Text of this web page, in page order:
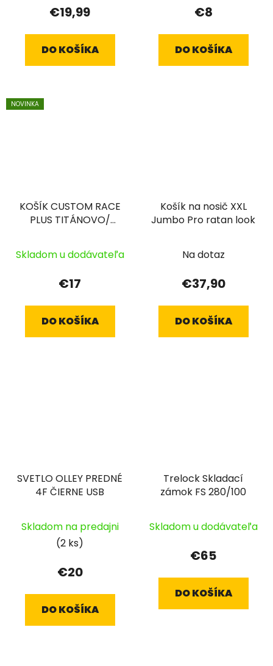
€19,99
DO KOŠÍKA
€8
DO KOŠÍKA
NOVINKA
KOŠÍK CUSTOM RACE
PLUS TITÁNOVO/
Skladom u dodávateľa
€17
DO KOŠÍKA
Košík na nosič XXL
Jumbo Pro ratan look
Na dotaz
€37,90
DO KOŠÍKA
SVETLO OLLEY PREDNÉ
4F ČIERNE USB
Skladom na predajni
(2 ks)
€20
DO KOŠÍKA
Trelock Skladací
zámok FS 280/100
Skladom u dodávateľa
€65
DO KOŠÍKA